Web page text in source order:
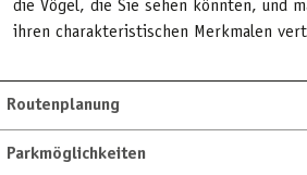
die Vögel, die Sie sehen könnten, und
ihren charakteristischen Merkmalen
Routenplanung
Parkmöglichkeiten